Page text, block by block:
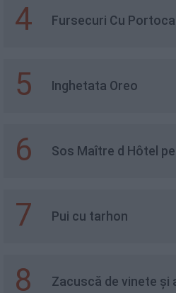
4 Fursecuri Cu
5 Inghetata Oreo
6 Sos Maître d Hôtel
7 Pui cu tarhon
8 Zacuscă de vinete și